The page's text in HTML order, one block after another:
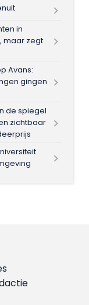
in
maar zegt
Avans:
gingen
de spiegel
zichtbaar